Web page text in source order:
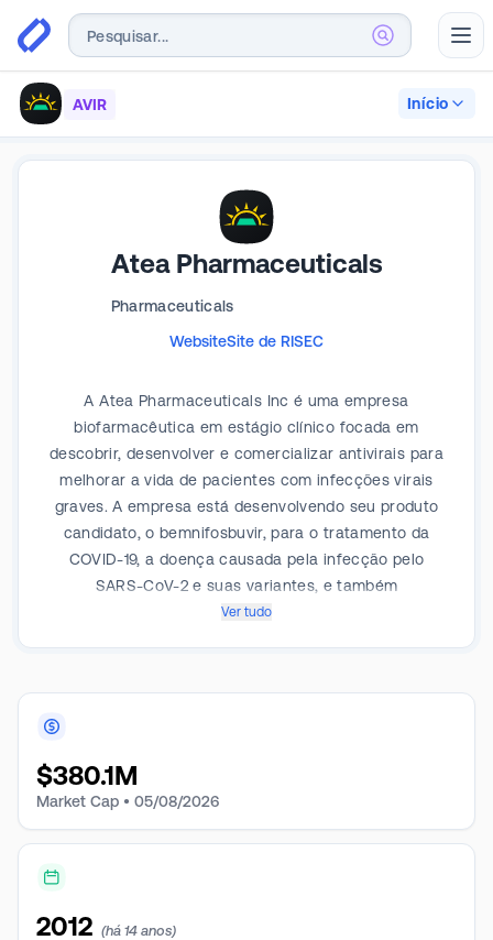
AVIR Início
Atea Pharmaceuticals
Pharmaceuticals
WebsiteSite de RISEC
A Atea Pharmaceuticals Inc é uma empresa
biofarmacêutica em estágio clínico focada em
descobrir, desenvolver e comercializar antivirais para
melhorar a vida de pacientes com infecções virais
graves. A empresa está desenvolvendo seu produto
candidato, o bemnifosbuvir, para o tratamento da
COVID-19, a doença causada pela infecção pelo
SARS-CoV-2 e suas variantes, e também
desenvolvendo o bemnifosbuvir em combinação com
Ver tudo
$380.1M
Market Cap • 05/08/2026
2012 (há 14 anos)